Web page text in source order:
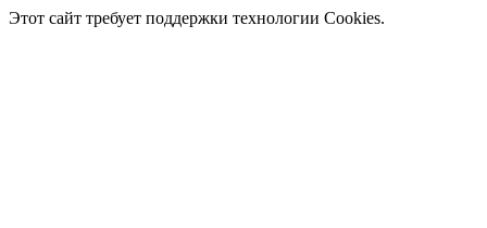
Этот сайт требует поддержки технологии Cookies.